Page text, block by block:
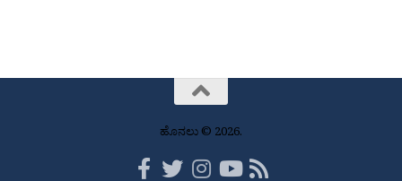
ಹೊನಲು © 2026.